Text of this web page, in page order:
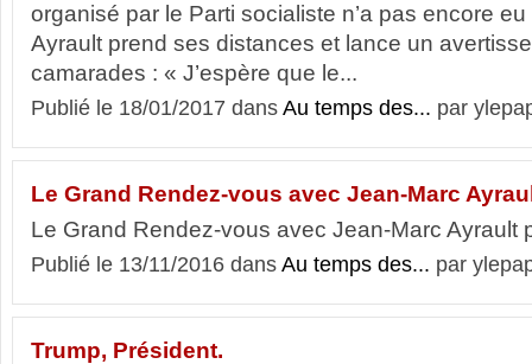
organisé par le Parti socialiste n’a pas encore
Ayrault prend ses distances et lance un
camarades : « J’espère que le...
Publié le 18/01/2017 dans Au temps des... par
Le Grand Rendez-vous avec Jean-Marc
Le Grand Rendez-vous avec Jean-Marc Ayrault
Publié le 13/11/2016 dans Au temps des... par
Trump, Président.